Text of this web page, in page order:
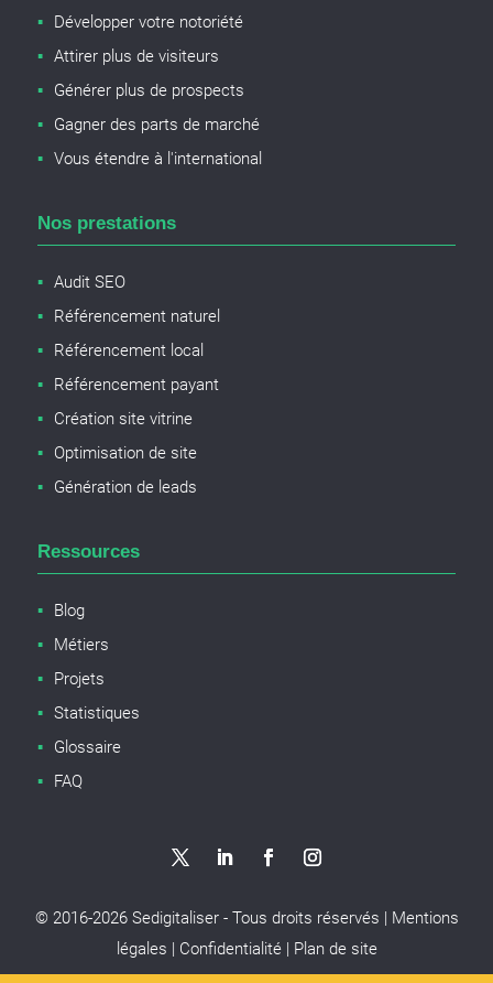
Développer votre notoriété
Attirer plus de visiteurs
Générer plus de prospects
Gagner des parts de marché
Vous étendre à l'international
Nos prestations
Audit SEO
Référencement naturel
Référencement local
Référencement payant
Création site vitrine
Optimisation de site
Génération de leads
Ressources
Blog
Métiers
Projets
Statistiques
Glossaire
FAQ
© 2016-2026Sedigitaliser - Tous droits réservés | Mentions
légales | Confidentialité| Plan de site